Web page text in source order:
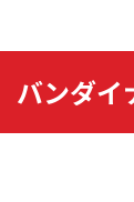
バンダ